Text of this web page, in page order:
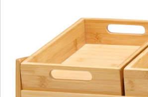
Bestelformulier